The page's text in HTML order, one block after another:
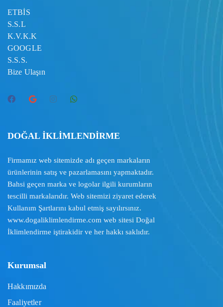
ETBİS
S.S.L
K.V.K.K
GOOGLE
S.S.S.
Bize Ulaşın
DOĞAL İKLİMLENDİRME
Firmamız web sitemizde adı geçen markaların
ürünlerinin satış ve pazarlamasını yapmaktadır.
Bahsi geçen marka ve logolar ilgili kurumların
tescilli markalarıdır. Web sitemizi ziyaret ederek
Kullanım Şartlarını kabul etmiş sayılırsınız.
www.dogaliklimlendirme.com web sitesi Doğal
İklimlendirme iştirakidir ve her hakkı saklıdır.
Kurumsal
Hakkımızda
Faaliyetler